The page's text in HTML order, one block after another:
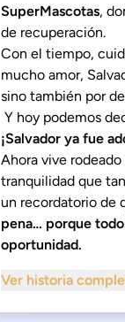
SuperMascotas,
de recuperación.
Con el tiempo,
mucho amor,
sino también por
Y hoy podemos
¡Salvador ya fue
Ahora vive
tranquilidad que
un recordatorio de
pena… porque
oportunidad.
Ver historia